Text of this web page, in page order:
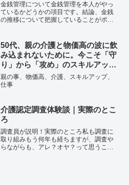
金銭管理について金銭管理を本人がやっ
ているかどうかの項目です。結論、金銭
の推移について把握していることがポイ
かについて、何かが起きてから対応する
ことが多いと思います。親...
50代、親の介護と物価高の波に飲
み込まれないために。今こそ「守
り」から「攻め」のスキルアップ
を。
親の事、物価高、介護、スキルアップ、
仕事
介護認定調査体験談｜実際のとこ
ろ
調査員が説明！実際のところ私も調査に
取り組みもう何年も経ちますが、調査や
らながらも、アレ？オヤ？って思うこと